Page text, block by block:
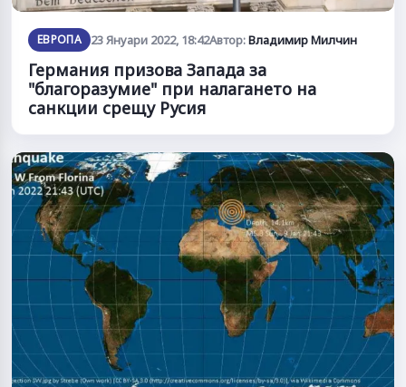
ЕВРОПА 23 Януари 2022, 18:42Автор:Владимир Милчин
Германия призова Запада за
"благоразумие" при налагането на
санкции срещу Русия